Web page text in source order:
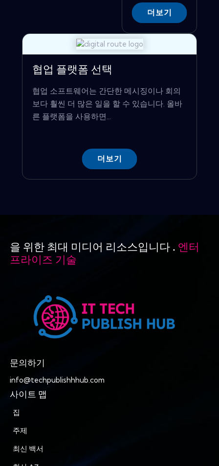
더보기
협업 플랫폼 선택
협업 소프트웨어는 간단한 메시징이나 회의
보다 훨씬 더 많은 일을 할 수 있습니다. 올바
른 플랫폼을 사용하면...
더보기
을 위한 최대 미디어 리소스입니다 . 엔터
프라이즈 기술
문의하기
info@techpublishhhub.com
사이트 맵
집
주제
최신 백서